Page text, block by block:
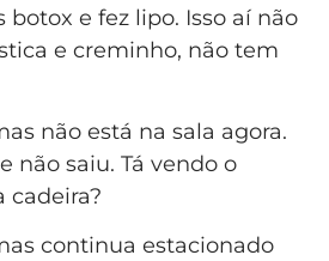
botox e fez lipo. Isso aí não
e creminho, não tem
não está na sala agora.
não saiu. Tá vendo o
cadeira?
continua estacionado